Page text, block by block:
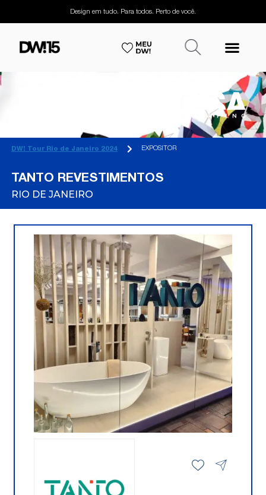
Design em tudo. Para todos. Perto de você.
DW! Tour Rio de Janeiro 2024 EXPOSITOR
TANTO REVESTIMENTOS
RIO DE JANEIRO